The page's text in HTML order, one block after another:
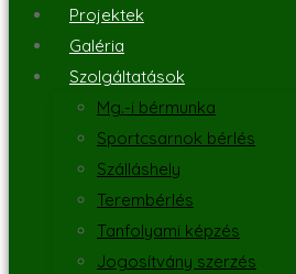
Projektek
Galéria
Szolgáltatások
Mg.-i bérmunka
Sportcsarnok bérlés
Szálláshely
Terembérlés
Tanfolyami képzés
Jogosítvány szerzés